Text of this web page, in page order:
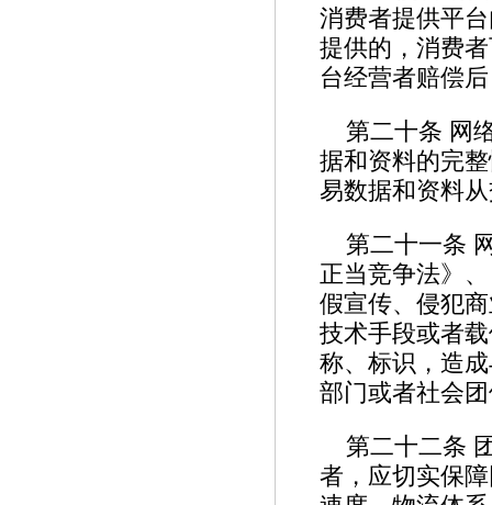
消费者提供平
提供的，消费
台经营者赔偿
第二十条 网
据和资料的完
易数据和资料
第二十一条
正当竞争法》
假宣传、侵犯
技术手段或者
称、标识，造
部门或者社会
第二十二条
者，应切实保